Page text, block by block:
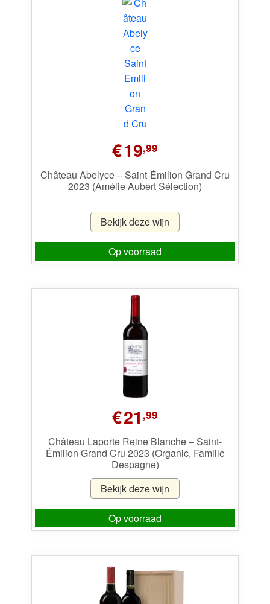
€19,99
Château Abelyce – Saint-Émilion Grand Cru
2023 (Amélie Aubert Sélection)
Bekijk deze wijn
Op voorraad
€21 ,99
Château Laporte Reine Blanche – Saint-
Émilion Grand Cru 2023 (Organic, Famille
Despagne)
Bekijk deze wijn
Op voorraad